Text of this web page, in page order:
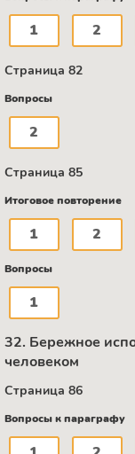
1 2
Страница 82
Вопросы
2
Страница 85
Итоговое повторение
1 2
Вопросы
1
32. Бережное
человеком
Страница 86
Вопросы к параграфу